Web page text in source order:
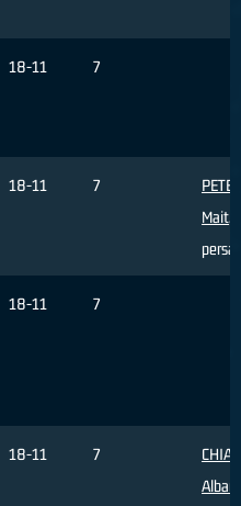
18-11 7
18-11 7
Mait,
persa
18-11 7
18-11 7